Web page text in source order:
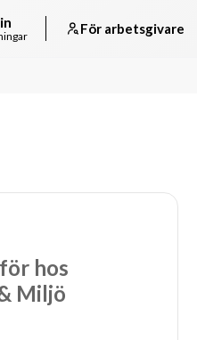
För arbetsgivare
hos
Miljö